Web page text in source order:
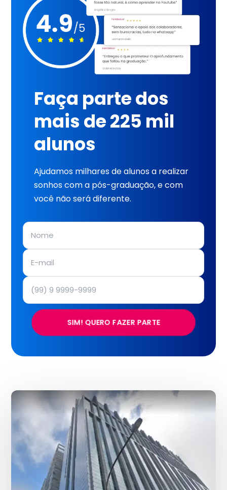
Faça parte dos
mais de 225 mil
alunos
Ajudamos milhares de alunos a realizar
sonhos com a pós-graduação, e com
você não será diferente.
SIM! QUERO FAZER PARTE